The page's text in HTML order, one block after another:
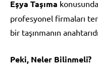
Eşya Taşıma
profesyonel firmaları
bir taşınmanın
Peki, Neler Bilinmeli?